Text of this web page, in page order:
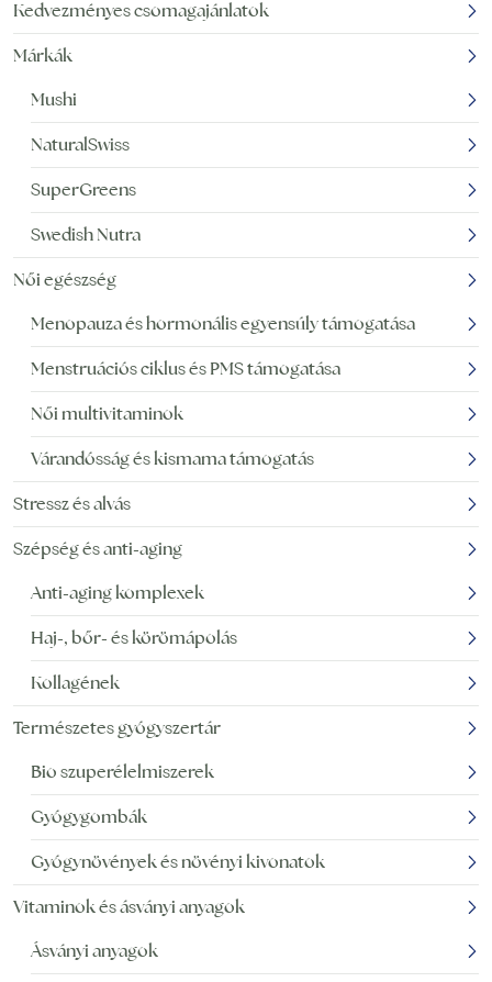
Kedvezményes csomagajánlatok
Márkák
Mushi
NaturalSwiss
SuperGreens
Swedish Nutra
Női egészség
Menopauza és hormonális egyensúly támogatása
Menstruációs ciklus és PMS támogatása
Női multivitaminok
Várandósság és kismama támogatás
Stressz és alvás
Szépség és anti-aging
Anti-aging komplexek
Haj-, bőr- és körömápolás
Kollagének
Természetes gyógyszertár
Bio szuperélelmiszerek
Gyógygombák
Gyógynövények és növényi kivonatok
Vitaminok és ásványi anyagok
Ásványi anyagok